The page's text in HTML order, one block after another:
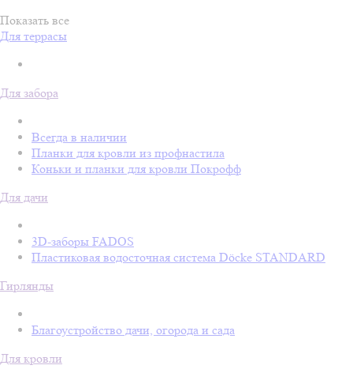
Показать все
Для террасы
Для забора
Всегда в наличии
Планки для кровли из профнастила
Коньки и планки для кровли Покрофф
Для дачи
3D-заборы FADOS
Пластиковая водосточная система Döcke STANDARD
Гирлянды
Благоустройство дачи, огорода и сада
Для кровли